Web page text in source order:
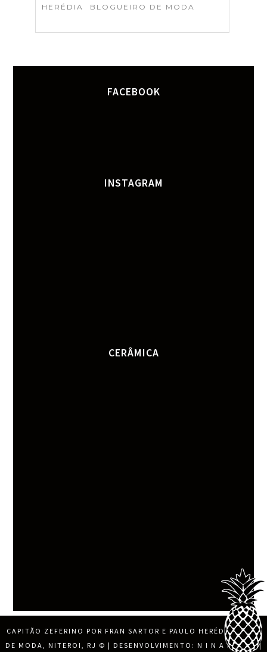
HERÉDIA
BLOGUEIRO DE MODA
FACEBOOK
INSTAGRAM
CERÂMICA
CAPITÃO ZEFERINO POR FRAN SARTOR E PAULO HERÉDIA, BLOG
DE MODA, NITEROI, RJ © | DESENVOLVIMENTO: N I N A M O R E|